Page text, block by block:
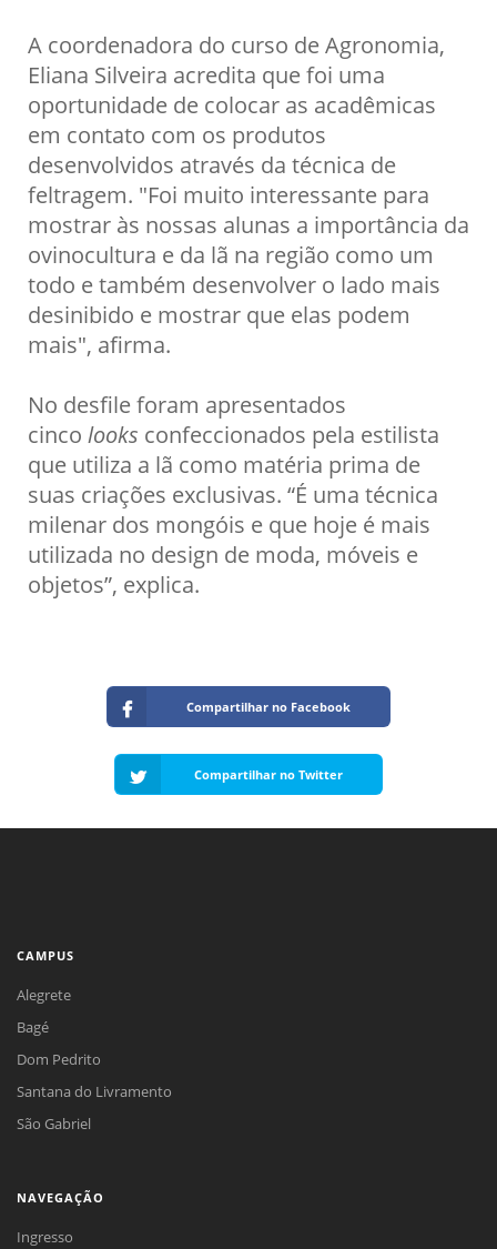
A coordenadora do curso de Agronomia,
Eliana Silveira acredita que foi uma
oportunidade de colocar as acadêmicas
em contato com os produtos
desenvolvidos através da técnica de
feltragem. "Foi muito interessante para
mostrar às nossas alunas a importância da
ovinocultura e da lã na região como um
todo e também desenvolver o lado mais
desinibido e mostrar que elas podem
mais", afirma.
No desfile foram apresentados
cinco looks confeccionados pela estilista
que utiliza a lã como matéria prima de
suas criações exclusivas. “É uma técnica
milenar dos mongóis e que hoje é mais
utilizada no design de moda, móveis e
objetos”, explica.
Compartilhar no Facebook
Compartilhar no Twitter
CAMPUS
Alegrete
Bagé
Dom Pedrito
Santana do Livramento
São Gabriel
NAVEGAÇÃO
Ingresso